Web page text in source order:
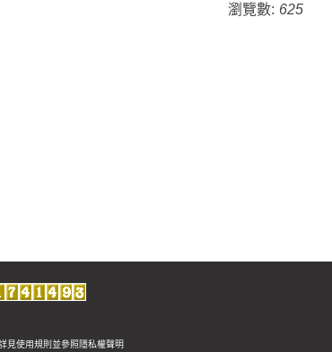
瀏覽數: 625
見使用規則並參照隱私權聲明